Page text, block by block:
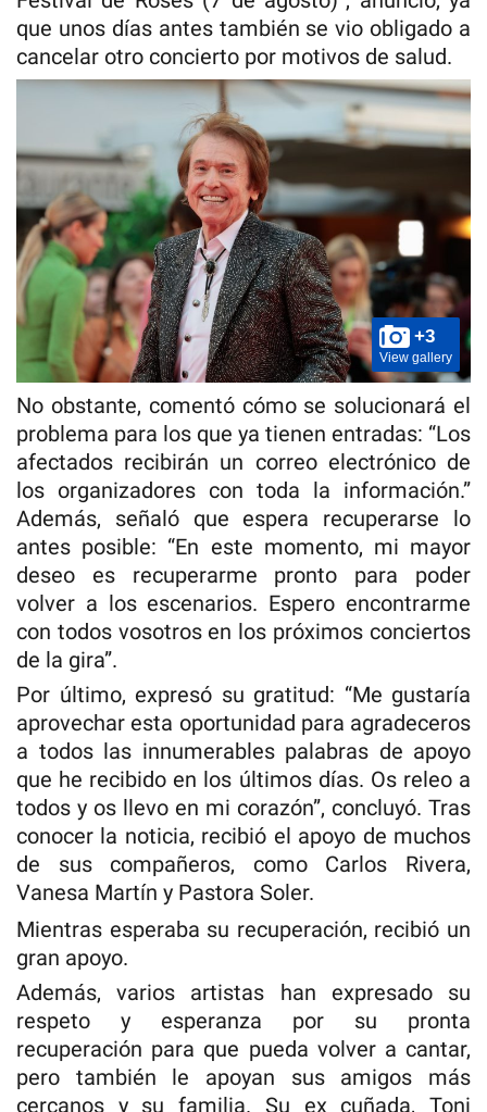
que unos días antes también se vio obligado a
cancelar otro concierto por motivos de salud.
+3
View gallery
No obstante, comentó cómo se solucionará el
problema para los que ya tienen entradas: “Los
afectados recibirán un correo electrónico de
los organizadores con toda la información.”
Además, señaló que espera recuperarse lo
antes posible: “En este momento, mi mayor
deseo es recuperarme pronto para poder
volver a los escenarios. Espero encontrarme
con todos vosotros en los próximos conciertos
de la gira”.
Por último, expresó su gratitud: “Me gustaría
aprovechar esta oportunidad para agradeceros
a todos las innumerables palabras de apoyo
que he recibido en los últimos días. Os releo a
todos y os llevo en mi corazón”, concluyó. Tras
conocer la noticia, recibió el apoyo de muchos
de sus compañeros, como Carlos Rivera,
Vanesa Martín y Pastora Soler.
Mientras esperaba su recuperación, recibió un
gran apoyo.
Además, varios artistas han expresado su
respeto y esperanza por su pronta
recuperación para que pueda volver a cantar,
pero también le apoyan sus amigos más
cercanos y su familia. Su ex cuñada, Toni